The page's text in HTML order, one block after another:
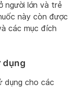
người lớn và trẻ
này còn được
các mục đích
dụng
dụng cho các